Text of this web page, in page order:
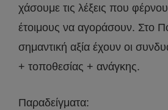
χάσουμε τις λέξεις που
έτοιμους να αγοράσουν. Στο
σημαντική αξία έχουν οι
+ τοποθεσίας + ανάγκης.
Παραδείγματα: